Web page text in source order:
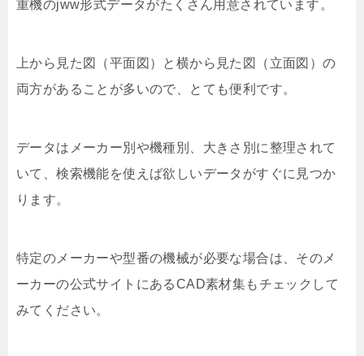
重機のjww形式データがたくさん用意されています。
上から見た図（平面図）と横から見た図（立面図）の
両方があることが多いので、とても便利です。
データはメーカー別や機種別、大きさ別に整理されて
いて、検索機能を使えば欲しいデータがすぐに見つか
ります。
特定のメーカーや型番の機械が必要な場合は、そのメ
ーカーの公式サイトにあるCAD素材集もチェックして
みてください。